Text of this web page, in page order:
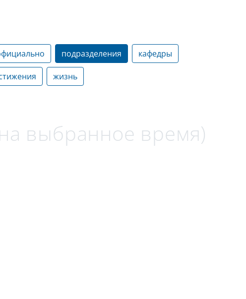
подразделения кафедры
жизнь
выбранное время)